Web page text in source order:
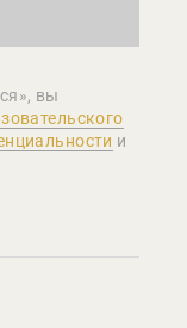
вы
и